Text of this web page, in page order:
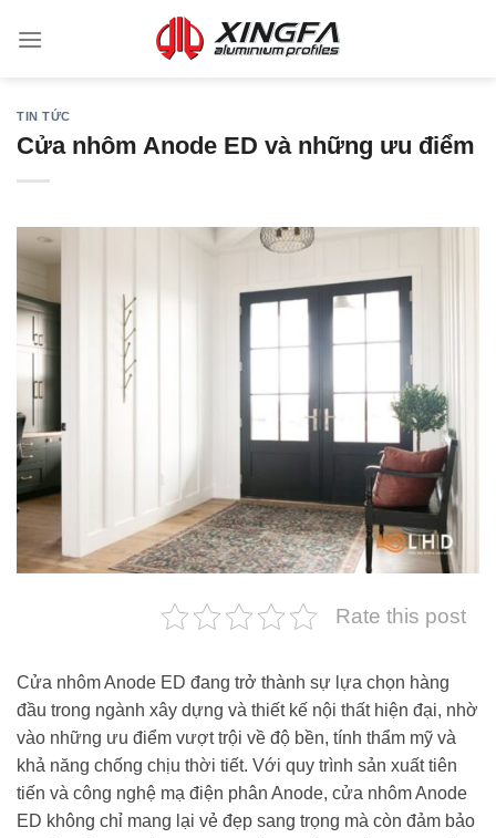
TIN TỨC
Cửa nhôm Anode ED và những ưu điểm
Rate this post
Cửa nhôm Anode ED đang trở thành sự lựa chọn hàng
đầu trong ngành xây dựng và thiết kế nội thất hiện đại, nhờ
vào những ưu điểm vượt trội về độ bền, tính thẩm mỹ và
khả năng chống chịu thời tiết. Với quy trình sản xuất tiên
tiến và công nghệ mạ điện phân Anode, cửa nhôm Anode
ED không chỉ mang lại vẻ đẹp sang trọng mà còn đảm bảo